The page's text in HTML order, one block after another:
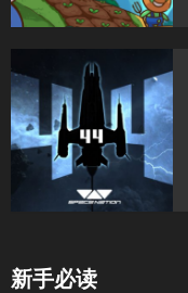
新手必读